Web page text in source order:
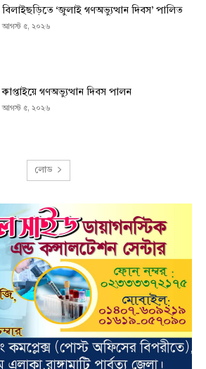
বিলাইছড়িতে ‘জুলাই গণঅভ্যুত্থান দিবস’ পালিত
আগস্ট ৫, ২০২৬
কাপ্তাইয়ে গণঅভ্যুত্থান দিবস পালন
আগস্ট ৫, ২০২৬
লোড